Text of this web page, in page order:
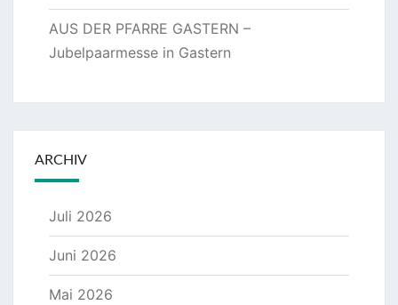
AUS DER PFARRE GASTERN –
Jubelpaarmesse in Gastern
ARCHIV
Juli 2026
Juni 2026
Mai 2026